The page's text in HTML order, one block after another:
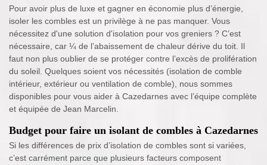
Pour avoir plus de luxe et gagner en économie plus d’énergie,
isoler les combles est un privilège à ne pas manquer. Vous
nécessitez d'une solution d'isolation pour vos greniers ? C’est
nécessaire, car ¼ de l’abaissement de chaleur dérive du toit. Il
faut non plus oublier de se protéger contre l’excès de prolifération
du soleil. Quelques soient vos nécessités (isolation de comble
intérieur, extérieur ou ventilation de comble), nous sommes
disponibles pour vous aider à Cazedarnes avec l’équipe complète
et équipée de Jean Marcelin.
Budget pour faire un isolant de combles à Cazedarnes
Si les différences de prix d’isolation de combles sont si variées,
c’est carrément parce que plusieurs facteurs composent